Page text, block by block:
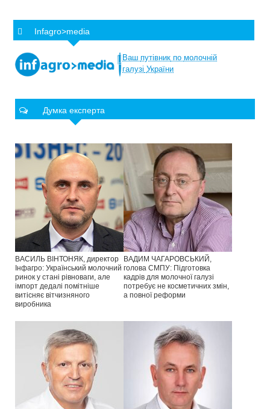
Infagro>media
Ваш путівник по молочній
галузі України
Думка експерта
ВАСИЛЬ ВІНТОНЯК, директор
Інфагро: Український молочний
ринок у стані рівноваги, але
імпорт дедалі помітніше
витісняє вітчизняного
виробника
ВАДИМ ЧАГАРОВСЬКИЙ,
голова СМПУ: Підготовка
кадрів для молочної галузі
потребує не косметичних змін,
а повної реформи